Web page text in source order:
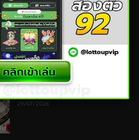
ฝันเห็นผีปอบ ความฝันนี้กำลัง
เตือนเรื่องอะไรในชีวิตคุณ
04/08/2026
ฝันเห็นจระเข้ ฝันร้ายจะกลายเป็น
29/07/2026